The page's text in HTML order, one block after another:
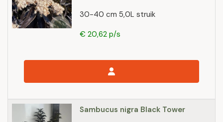
30-40 cm 5,0L struik
€ 20,62 p/s
Sambucus nigra Black Tower